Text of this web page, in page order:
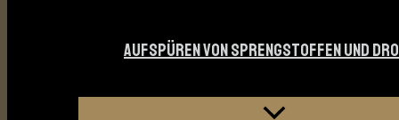
AUFSPÜREN VON SPRENGSTOFFEN UND